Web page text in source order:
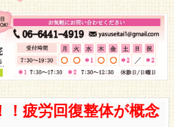
疲労回復整体が概念